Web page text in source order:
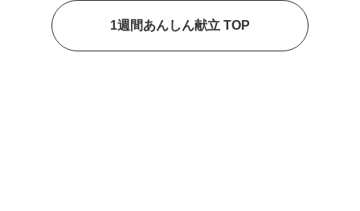
1週間あんしん献立 TOP